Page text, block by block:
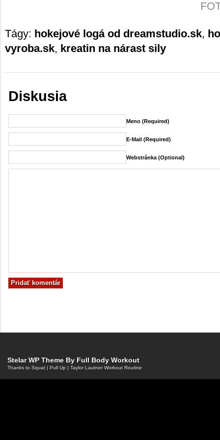
Tágy: hokejové logá od dreamstudio.sk,
vyroba.sk, kreatin na nárast sily
Diskusia
Meno (required)
E-Mail (required)
Webstránka (Optional)
Stelar WP Theme By Full Body Workout
Thanks to Squat | Pull Up | Taylor Lautner Workout Routine